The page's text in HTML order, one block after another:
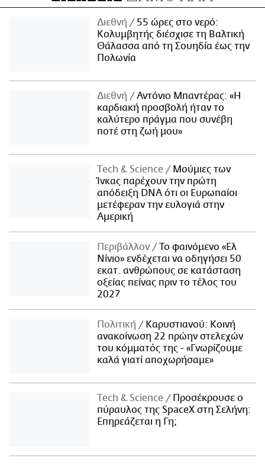
Διεθνή
55 ώρες στο νερό:
Κολυμβητής διέσχισε τη Βαλτική
Θάλασσα από τη Σουηδία έως την
Πολωνία
Διεθνή
Αντόνιο Μπαντέρας: «Η
καρδιακή προσβολή ήταν το
καλύτερο πράγμα που συνέβη
ποτέ στη ζωή μου»
Τech & Science
Μούμιες των
Ίνκας παρέχουν την πρώτη
απόδειξη DNA ότι οι Ευρωπαίοι
μετέφεραν την ευλογιά στην
Αμερική
Περιβάλλον
Το φαινόμενο «Ελ
Νίνιο» ενδέχεται να οδηγήσει 50
εκατ. ανθρώπους σε κατάσταση
οξείας πείνας πριν το τέλος του
2027
Πολιτική
Καρυστιανού: Κοινή
ανακοίνωση 22 πρώην στελεχών
του κόμματός της - «Γνωρίζουμε
καλά γιατί αποχωρήσαμε»
Τech & Science
Προσέκρουσε ο
πύραυλος της SpaceX στη Σελήνη:
Επηρεάζεται η Γη;